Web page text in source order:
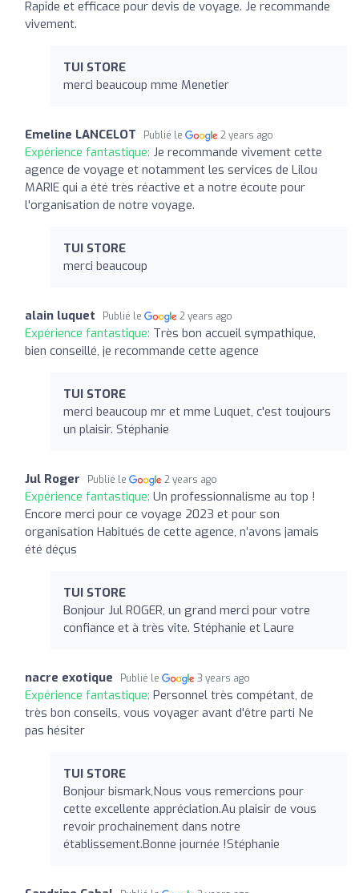
Rapide et efficace pour devis de voyage. Je recommande
vivement.
TUI STORE
merci beaucoup mme Menetier
Emeline LANCELOT Publié le 2 years ago
Expérience fantastique: Je recommande vivement cette
agence de voyage et notamment les services de Lilou
MARIE qui a été très réactive et a notre écoute pour
l'organisation de notre voyage.
TUI STORE
merci beaucoup
alain luquet Publié le 2 years ago
Expérience fantastique: Très bon accueil sympathique,
bien conseillé, je recommande cette agence
TUI STORE
merci beaucoup mr et mme Luquet, c'est toujours
un plaisir. Stéphanie
Jul Roger Publié le 2 years ago
Expérience fantastique: Un professionnalisme au top !
Encore merci pour ce voyage 2023 et pour son
organisation Habitués de cette agence, n’avons jamais
été déçus
TUI STORE
Bonjour Jul ROGER, un grand merci pour votre
confiance et à très vite. Stéphanie et Laure
nacre exotique Publié le 3 years ago
Expérience fantastique: Personnel très compétant, de
très bon conseils, vous voyager avant d'être parti Ne
pas hésiter
TUI STORE
Bonjour bismark,Nous vous remercions pour
cette excellente appréciation.Au plaisir de vous
revoir prochainement dans notre
établissement.Bonne journée !Stéphanie